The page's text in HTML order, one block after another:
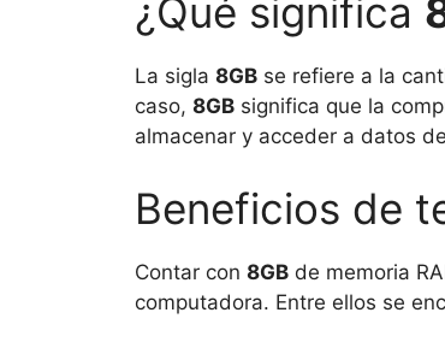
¿Qué significa
La sigla 8GB se refiere a la
caso, 8GB significa que la
almacenar y acceder a datos
Beneficios de
Contar con 8GB de memoria
computadora. Entre ellos se